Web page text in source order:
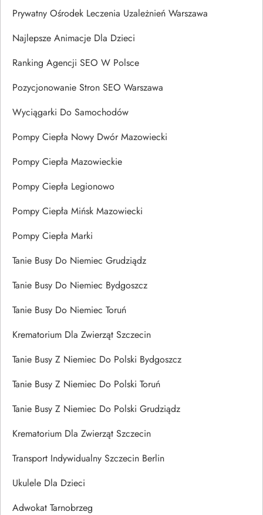
Prywatny Ośrodek Leczenia Uzależnień Warszawa
Najlepsze Animacje Dla Dzieci
Ranking Agencji SEO W Polsce
Pozycjonowanie Stron SEO Warszawa
Wyciągarki Do Samochodów
Pompy Ciepła Nowy Dwór Mazowiecki
Pompy Ciepła Mazowieckie
Pompy Ciepła Legionowo
Pompy Ciepła Mińsk Mazowiecki
Pompy Ciepła Marki
Tanie Busy Do Niemiec Grudziądz
Tanie Busy Do Niemiec Bydgoszcz
Tanie Busy Do Niemiec Toruń
Krematorium Dla Zwierząt Szczecin
Tanie Busy Z Niemiec Do Polski Bydgoszcz
Tanie Busy Z Niemiec Do Polski Toruń
Tanie Busy Z Niemiec Do Polski Grudziądz
Krematorium Dla Zwierząt Szczecin
Transport Indywidualny Szczecin Berlin
Ukulele Dla Dzieci
Adwokat Tarnobrzeg